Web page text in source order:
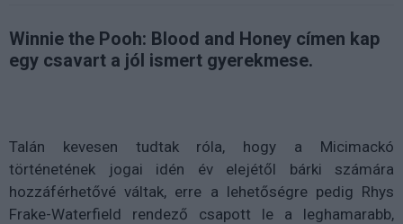
Winnie the Pooh: Blood and Honey címen kap
egy csavart a jól ismert gyerekmese.
Talán kevesen tudtak róla, hogy a Micimackó
történetének jogai idén év elejétől bárki számára
hozzáférhetővé váltak, erre a lehetőségre pedig Rhys
Frake-Waterfield rendező csapott le a leghamarabb,